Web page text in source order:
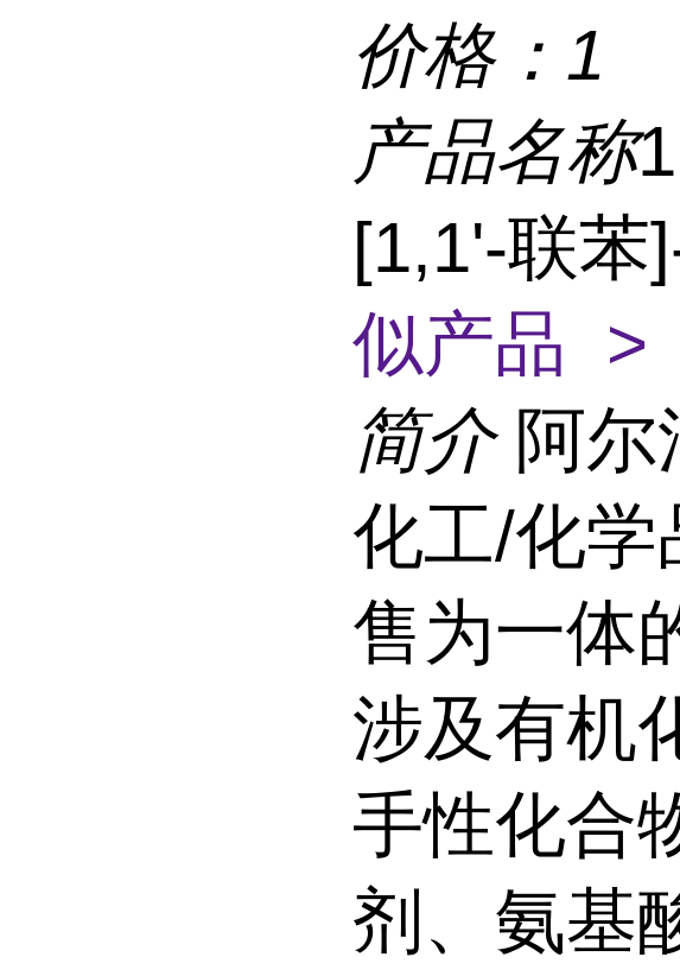
价格： 1
产品名称
[1,1'-联苯
似产品 >
简介 阿
化工/化学
售为一体
涉及有机
手性化合
剂、氨基